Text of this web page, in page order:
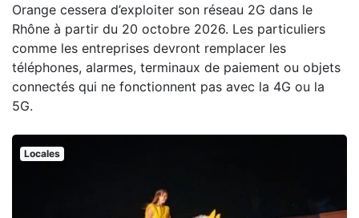
Orange cessera d’exploiter son réseau 2G dans le
Rhône à partir du 20 octobre 2026. Les particuliers
comme les entreprises devront remplacer les
téléphones, alarmes, terminaux de paiement ou objets
connectés qui ne fonctionnent pas avec la 4G ou la
5G.
Locales